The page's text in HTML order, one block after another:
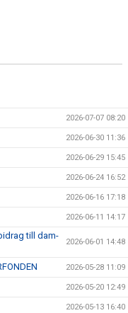
2026-07-07 08:20
2026-06-30 11:36
2026-06-29 15:45
2026-06-24 16:52
2026-06-16 17:18
2026-06-11 14:17
till dam-
2026-06-01 14:48
2026-05-28 11:09
2026-05-20 12:49
2026-05-13 16:40